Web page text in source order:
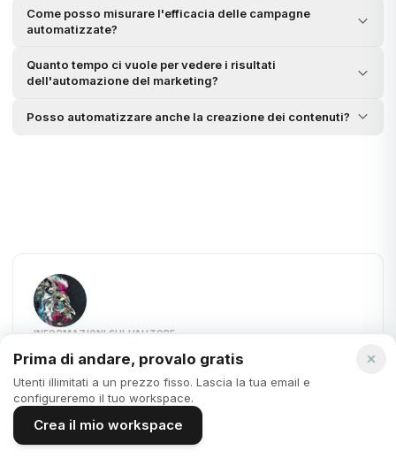
Come posso misurare l'efficacia delle campagne
automatizzate?
Quanto tempo ci vuole per vedere i risultati
dell'automazione del marketing?
Posso automatizzare anche la creazione dei contenuti?
INFORMAZIONI SULL'AUTORE
Krystian Álvarez
Krystian Álvarez è un talentuoso scrittore di contenuti per il
blog di Edworking, fluente in italiano e spagnolo, e
produce costantemente articoli di alta qualità in entrambe
le lingue quotidianamente.
Prima di andare, provalo gratis
Utenti illimitati a un prezzo fisso. Lascia la tua email e
configureremo il tuo workspace.
Crea il mio workspace